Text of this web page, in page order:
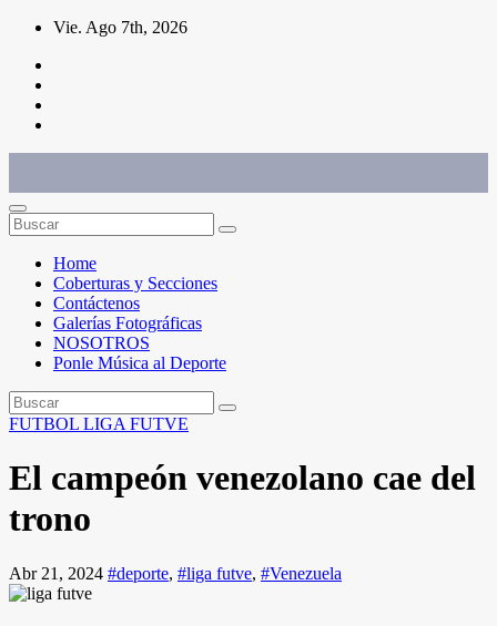
Saltar
contenido
Vie. Ago 7th, 2026
Home
Coberturas y Secciones
Contáctenos
Galerías Fotográficas
NOSOTROS
Ponle Música al Deporte
FUTBOL LIGA FUTVE
El campeón venezolano cae del
trono
Abr 21, 2024 #deporte, #liga futve, #Venezuela